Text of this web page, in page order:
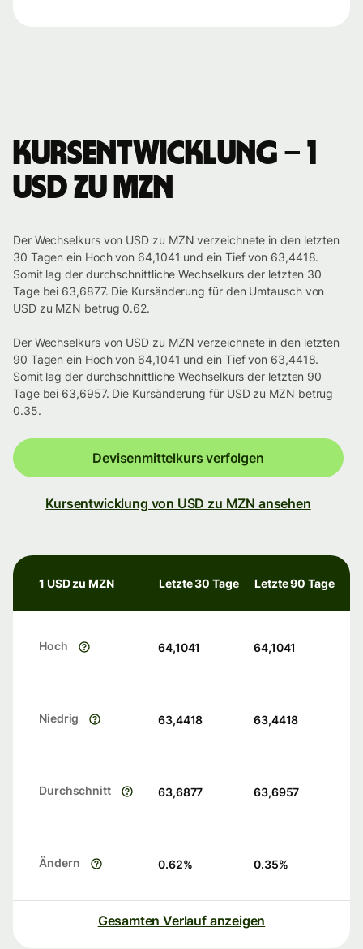
Kursentwicklung – 1
USD zu MZN
Der Wechselkurs von USD zu MZN verzeichnete in den letzten
30 Tagen ein Hoch von 64,1041 und ein Tief von 63,4418.
Somit lag der durchschnittliche Wechselkurs der letzten 30
Tage bei 63,6877. Die Kursänderung für den Umtausch von
USD zu MZN betrug 0.62.
Der Wechselkurs von USD zu MZN verzeichnete in den letzten
90 Tagen ein Hoch von 64,1041 und ein Tief von 63,4418.
Somit lag der durchschnittliche Wechselkurs der letzten 90
Tage bei 63,6957. Die Kursänderung für USD zu MZN betrug
0.35.
Devisenmittelkurs verfolgen
Kursentwicklung von USD zu MZN ansehen
1 USD zu MZN Letzte 30 Tage Letzte 90 Tage
Hoch 64,1041 64,1041
Niedrig 63,4418 63,4418
Durchschnitt 63,6877 63,6957
Ändern 0.62% 0.35%
Gesamten Verlauf anzeigen